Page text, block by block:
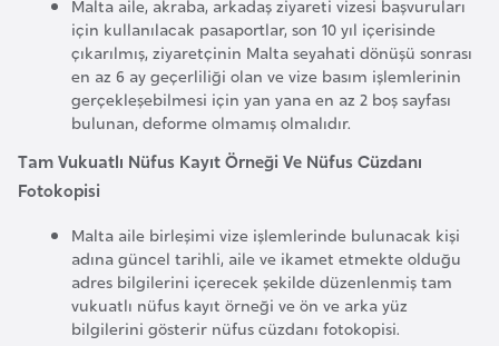
Malta aile, akraba, arkadaş ziyareti vizesi başvuruları
için kullanılacak pasaportlar, son 10 yıl içerisinde
çıkarılmış, ziyaretçinin Malta seyahati dönüşü sonrası
en az 6 ay geçerliliği olan ve vize basım işlemlerinin
gerçekleşebilmesi için yan yana en az 2 boş sayfası
bulunan, deforme olmamış olmalıdır.
Tam Vukuatlı Nüfus Kayıt Örneği Ve Nüfus Cüzdanı
Fotokopisi
Malta aile birleşimi vize işlemlerinde bulunacak kişi
adına güncel tarihli, aile ve ikamet etmekte olduğu
adres bilgilerini içerecek şekilde düzenlenmiş tam
vukuatlı nüfus kayıt örneği ve ön ve arka yüz
bilgilerini gösterir nüfus cüzdanı fotokopisi.
y
n